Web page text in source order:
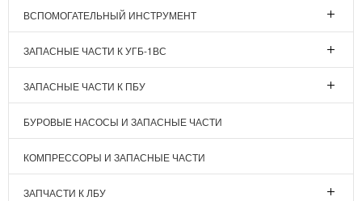
ВСПОМОГАТЕЛЬНЫЙ ИНСТРУМЕНТ
ЗАПАСНЫЕ ЧАСТИ К УГБ-1ВС
ЗАПАСНЫЕ ЧАСТИ К ПБУ
БУРОВЫЕ НАСОСЫ И ЗАПАСНЫЕ ЧАСТИ
КОМПРЕССОРЫ И ЗАПАСНЫЕ ЧАСТИ
ЗАПЧАСТИ К ЛБУ